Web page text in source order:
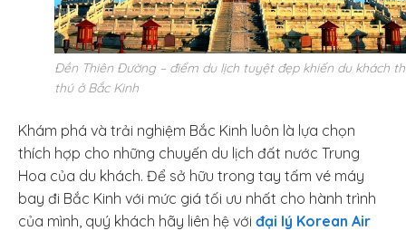
Đền Thiên Đường – điểm du lịch tuyệt đẹp khiến du khách
thú ở Bắc Kinh
Khám phá và trải nghiệm Bắc Kinh luôn là lựa chọn
thích hợp cho những chuyến du lịch đất nước Trung
Hoa của du khách. Để sở hữu trong tay tấm vé máy
bay đi Bắc Kinh với mức giá tối ưu nhất cho hành trình
của mình, quý khách hãy liên hệ với đại lý Korean Air